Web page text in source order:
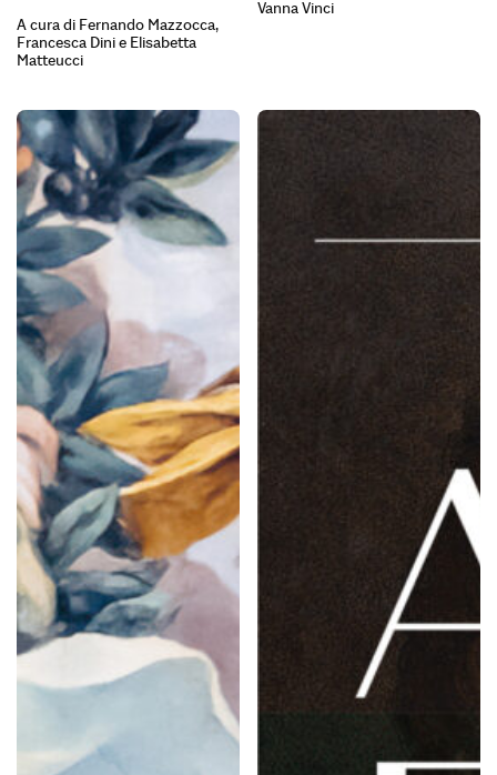
A cura di Fernando Mazzocca,
Francesca Dini e Elisabetta
Matteucci
Vanna Vinci